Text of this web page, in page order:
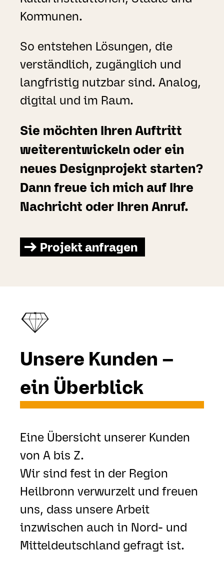
Kommunen.
So entstehen Lösungen, die
verständlich, zugänglich und
langfristig nutzbar sind. Analog,
digital und im Raum.
Sie möchten Ihren Auftritt
weiterentwickeln oder ein
neues Designprojekt starten?
Dann freue ich mich auf Ihre
Nachricht oder Ihren Anruf.
Projekt anfragen
Unsere Kunden –
ein Überblick
Eine Übersicht unserer Kunden
von A bis Z.
Wir sind fest in der Region
Heilbronn verwurzelt und freuen
uns, dass unsere Arbeit
inzwischen auch in Nord- und
Mitteldeutschland gefragt ist.